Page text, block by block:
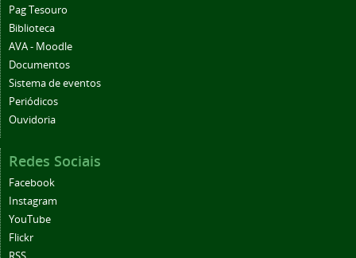
Pag Tesouro
Biblioteca
AVA - Moodle
Documentos
Sistema de eventos
Periódicos
Ouvidoria
Redes Sociais
Facebook
Instagram
YouTube
Flickr